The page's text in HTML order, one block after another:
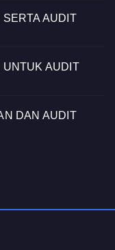
AUDIT
UNTUK AUDIT
DAN AUDIT